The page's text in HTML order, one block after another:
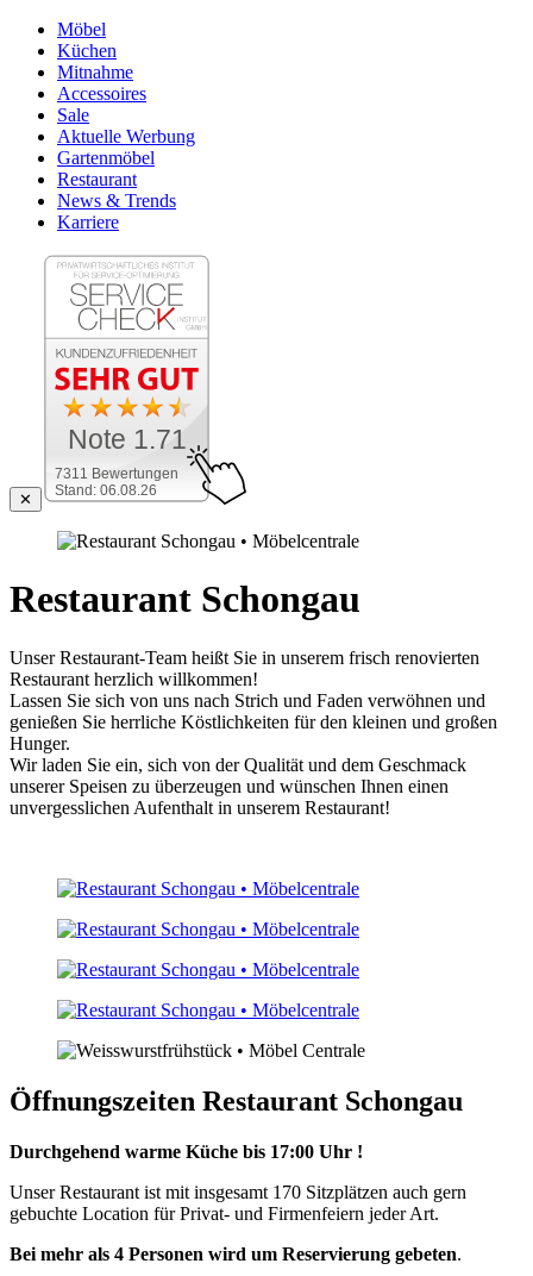
Möbel
Küchen
Mitnahme
Accessoires
Sale
Aktuelle Werbung
Gartenmöbel
Restaurant
News & Trends
Karriere
✕
7311 Bewertungen
Stand: 06.08.26
Note 1.71
Restaurant Schongau
Unser Restaurant-Team heißt Sie in unserem frisch renovierten
Restaurant herzlich willkommen!
Lassen Sie sich von uns nach Strich und Faden verwöhnen und
genießen Sie herrliche Köstlichkeiten für den kleinen und großen
Hunger.
Wir laden Sie ein, sich von der Qualität und dem Geschmack
unserer Speisen zu überzeugen und wünschen Ihnen einen
unvergesslichen Aufenthalt in unserem Restaurant!
Öffnungszeiten Restaurant Schongau
Durchgehend warme Küche bis 17:00 Uhr !
Unser Restaurant ist mit insgesamt 170 Sitzplätzen auch gern
gebuchte Location für Privat- und Firmenfeiern jeder Art.
Bei mehr als 4 Personen wird um Reservierung gebeten.